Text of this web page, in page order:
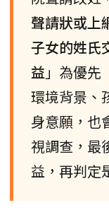
聲請狀或上
子女的姓氏
益 」為優先
環境背景、
身意願，也
視調查，最
益，再判定